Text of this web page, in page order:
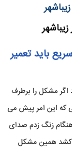
باید تعمیر
مشکل را برطرف
که این امر پیش می
زنگ زدم صدای
کشد همین مشکل